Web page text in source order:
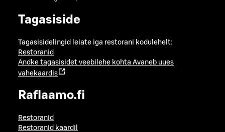
Tagasiside
Tagasisidelingid leiate iga restorani kodulehelt:
Restoranid
Andke tagasisidet veebilehe kohta Avaneb uues
vahekaardis
Raflaamo.fi
Restoranid
Restoranid kaardil